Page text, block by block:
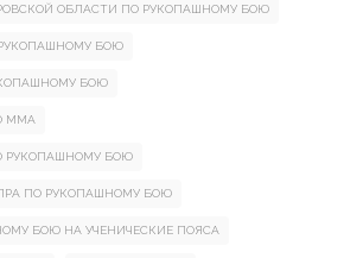
ОБЛАСТИ ПО РУКОПАШНОМУ БОЮ
БОЮ
БОЮ
ММА
РУКОПАШНОМУ БОЮ
ПО РУКОПАШНОМУ БОЮ
БОЮ НА УЧЕНИЧЕСКИЕ ПОЯСА